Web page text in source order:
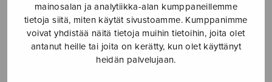
mainosalan ja analytiikka-alan kumppaneillemme
tietoja siitä, miten käytät sivustoamme. Kumppanimme
voivat yhdistää näitä tietoja muihin tietoihin, joita olet
antanut heille tai joita on kerätty, kun olet käyttänyt
heidän palvelujaan.